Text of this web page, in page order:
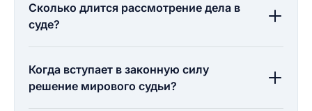
Сколько длится рассмотрение дела в
суде?
Когда вступает в законную силу
решение мирового судьи?